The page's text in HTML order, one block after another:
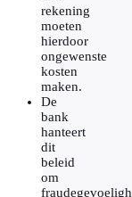
rekening
moeten
hierdoor
ongewenste
kosten
maken.
De
bank
hanteert
dit
beleid
om